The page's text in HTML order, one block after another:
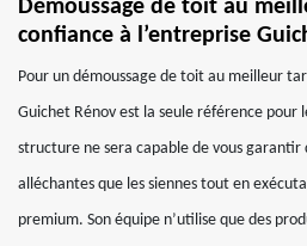
Démoussage de toit au
confiance à l’entreprise
Pour un démoussage de toit au meilleur
Guichet Rénov est la seule référence
structure ne sera capable de vous garantir
alléchantes que les siennes tout en
premium. Son équipe n’utilise que des